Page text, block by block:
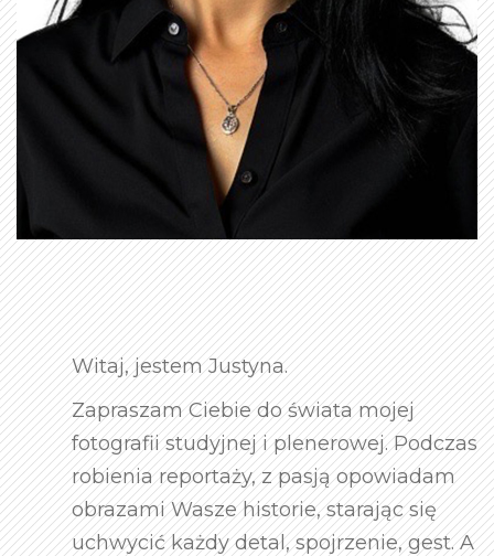
Witaj, jestem Justyna.
Zapraszam Ciebie do świata mojej
fotografii studyjnej i plenerowej. Podczas
robienia reportaży, z pasją opowiadam
obrazami Wasze historie, starając się
uchwycić każdy detal, spojrzenie, gest. A